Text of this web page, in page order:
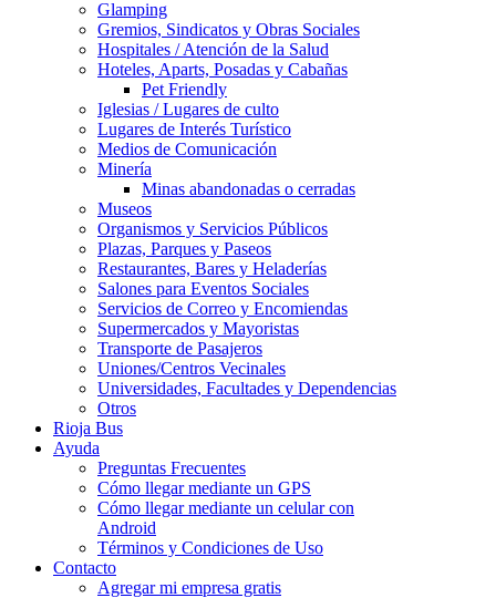
Glamping
Gremios, Sindicatos y Obras Sociales
Hospitales / Atención de la Salud
Hoteles, Aparts, Posadas y Cabañas
Pet Friendly
Iglesias / Lugares de culto
Lugares de Interés Turístico
Medios de Comunicación
Minería
Minas abandonadas o cerradas
Museos
Organismos y Servicios Públicos
Plazas, Parques y Paseos
Restaurantes, Bares y Heladerías
Salones para Eventos Sociales
Servicios de Correo y Encomiendas
Supermercados y Mayoristas
Transporte de Pasajeros
Uniones/Centros Vecinales
Universidades, Facultades y Dependencias
Otros
Rioja Bus
Ayuda
Preguntas Frecuentes
Cómo llegar mediante un GPS
Cómo llegar mediante un celular con
Android
Términos y Condiciones de Uso
Contacto
Agregar mi empresa gratis